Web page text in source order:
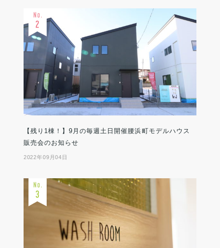
【残り1棟！】9月の毎週土日開催腰浜町モデルハウス
販売会のお知らせ
2022年09月04日